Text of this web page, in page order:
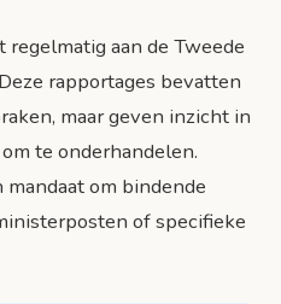
aan de Tweede
rapportages bevatten
maar geven inzicht in
te onderhandelen.
om bindende
of specifieke